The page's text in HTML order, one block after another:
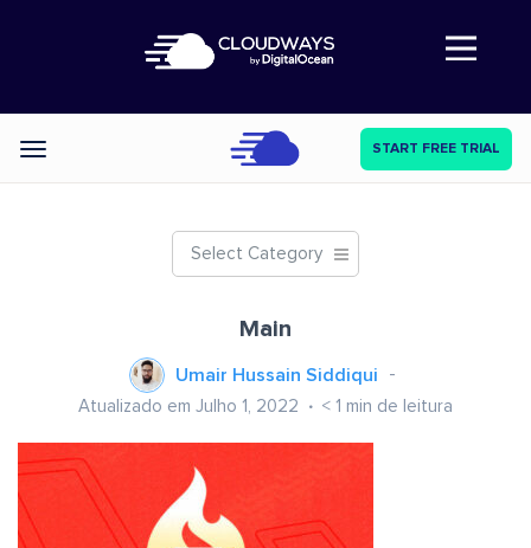
Abre a navegação
Categories START FREE TRIAL
Select Category
Main
Umair Hussain Siddiqui
Atualizado em Julho 1, 2022 < 1 min de leitura